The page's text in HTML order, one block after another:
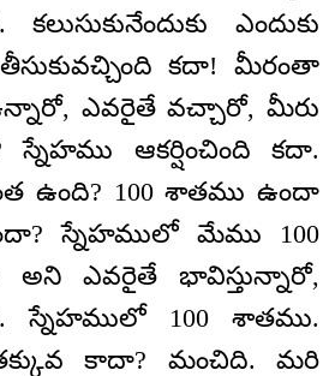
ఎందుకు
కదా! మీరంతా
ఎవరైతే వచ్చారో, మీరు
స్నేహము ఆకర్షించింది కదా.
ఉంది? 100 శాతము ఉందా
స్నేహములో మేము 100
ఎవరైతే భావిస్తున్నారో,
స్నేహములో 100 శాతము.
కాదా? మంచిది. మరి